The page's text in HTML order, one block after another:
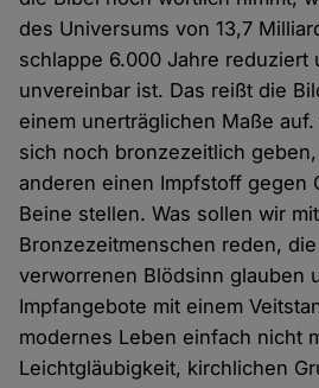
des Universums von 13,7
schlappe 6.000 Jahre reduziert
unvereinbar ist. Das reißt die
einem unerträglichen Maße
sich noch bronzezeitlich
anderen einen Impfstoff gegen
Beine stellen. Was sollen wir
Bronzezeitmenschen reden,
verworrenen Blödsinn glauben
Impfangebote mit einem
modernes Leben einfach nicht
Leichtgläubigkeit, kirchlichen